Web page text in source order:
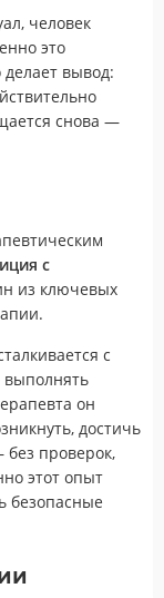
человек
это
вывод:
снова —
с
из ключевых
с
выполнять
он
достичь
проверок,
этот опыт
безопасные